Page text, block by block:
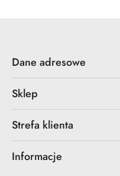
Dane adresowe
Sklep
Strefa klienta
Informacje